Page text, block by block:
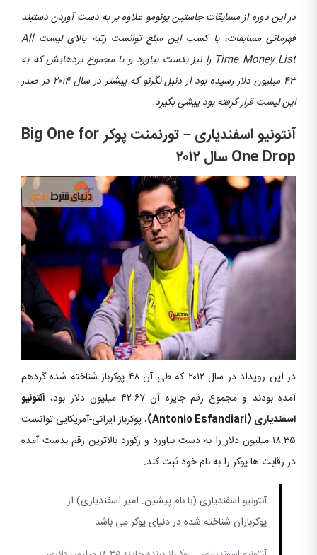
در این دوره از مسابقات جاستین بونومو علاوه بر به دست آوردن دستبند
قهرمانی مسابقات، با کسب این مبلغ توانست رتبه بالای لیست All
Time Money List را نیز بدست بیاورد و با مجموع بردهایش که به
۴۳ میلیون دلار رسیده بود از دنیل نگرنو که پیشتر در سال ۲۰۱۴ در صدر
این لیست قرار گرفته بود پیشی بگیرد.
آنتونیو اسفندیاری – تورنمنت پوکر Big One for
One Drop سال ۲۰۱۲
در این رویداد در سال ۲۰۱۲ که طی آن ۴۸ پوکرباز شناخته شده گردهم
آمده بودند و مجموع رقم جایزه آن ۴۲.۶۷ میلیون دلار بود،
آنتونیو
اسفندیاری (Antonio Esfandiari)
، پوکرباز ایرانی-آمریکایی توانست
۱۸.۳۵ میلیون دلار را به دست بیاورد و رکورد بالاترین رقم بدست آمده
در رقابت ها پوکر را به نام خود ثبت کند.
آنتونیو اسفندیاری (با نام پیشین: امیر اسفندیاری) از
پوکربازان شناخته شده در دنیای پوکر می باشد.